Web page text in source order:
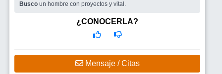
Busco un hombre con proyectos y vital.
¿CONOCERLA?
Mensaje / Citas